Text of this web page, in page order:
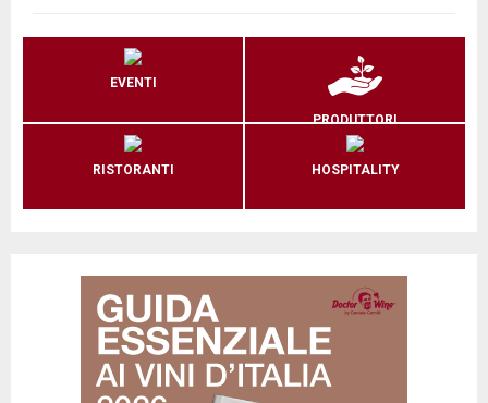
EVENTI
PRODUTTORI
RISTORANTI HOSPITALITY